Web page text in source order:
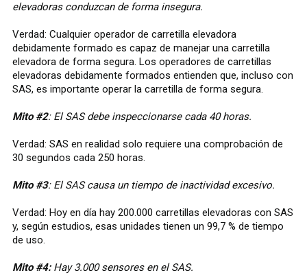
elevadoras conduzcan de forma insegura.
Verdad: Cualquier operador de carretilla elevadora
debidamente formado es capaz de manejar una carretilla
elevadora de forma segura. Los operadores de carretillas
elevadoras debidamente formados entienden que, incluso con
SAS, es importante operar la carretilla de forma segura.
Mito #2: El SAS debe inspeccionarse cada 40 horas.
Verdad: SAS en realidad solo requiere una comprobación de
30 segundos cada 250 horas.
Mito #3: El SAS causa un tiempo de inactividad excesivo.
Verdad: Hoy en día hay 200.000 carretillas elevadoras con SAS
y, según estudios, esas unidades tienen un 99,7 % de tiempo
de uso.
Mito #4:Hay 3.000 sensores en el SAS.